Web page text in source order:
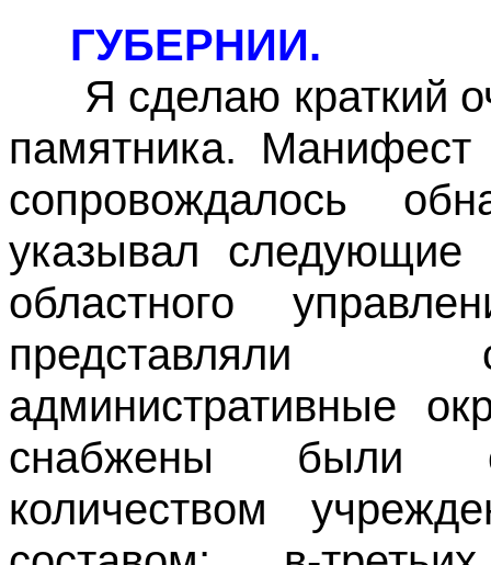
ГУБЕРНИИ.
Я сделаю краткий
памятника.
сопровождалось
указывал следующие
областного
представляли
административные
снабжены были
количеством